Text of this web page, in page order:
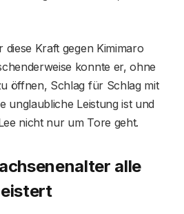
diese Kraft gegen Kimimaro
konnte er, ohne
öffnen, Schlag für Schlag mit
unglaubliche Leistung ist und
nicht nur um Tore geht.
alle